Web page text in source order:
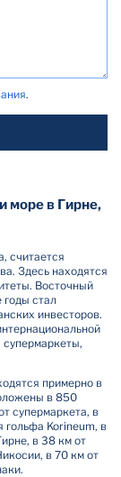
.
море в Гирне,
считается
Здесь находятся
Восточный
годы стал
инвесторов.
примерно в
в 850
супермаркета, в
гольфа Korineum, в
в 38 км от
в 70 км от